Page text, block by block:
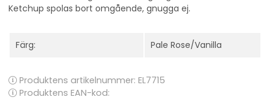
Ketchup spolas bort omgående, gnugga ej.
Färg: Pale Rose/Vanilla
Produktens artikelnummer: EL7715
Produktens EAN-kod: